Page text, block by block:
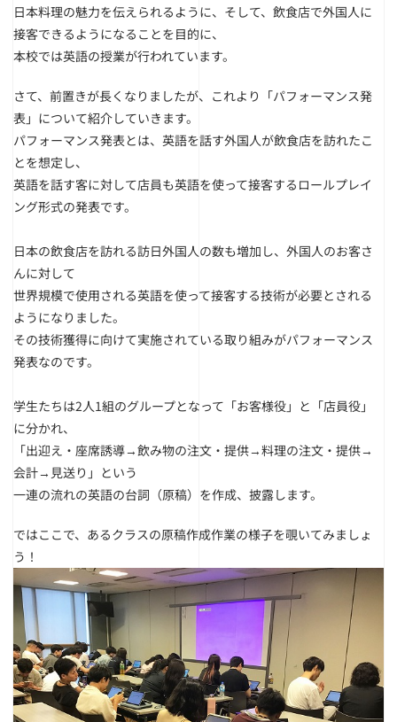
日本料理の魅力を伝えられるように、そして、飲食店で外国人に
接客できるようになることを目的に、
本校では英語の授業が行われています。
さて、前置きが長くなりましたが、これより「パフォーマンス発
表」について紹介していきます。
パフォーマンス発表とは、英語を話す外国人が飲食店を訪れたこ
とを想定し、
英語を話す客に対して店員も英語を使って接客するロールプレイ
ング形式の発表です。
日本の飲食店を訪れる訪日外国人の数も増加し、外国人のお客さ
んに対して
世界規模で使用される英語を使って接客する技術が必要とされる
ようになりました。
その技術獲得に向けて実施されている取り組みがパフォーマンス
発表なのです。
学生たちは2人1組のグループとなって「お客様役」と「店員役」
に分かれ、
「出迎え・座席誘導→飲み物の注文・提供→料理の注文・提供→
会計→見送り」という
一連の流れの英語の台詞（原稿）を作成、披露します。
ではここで、あるクラスの原稿作成作業の様子を覗いてみましょ
う！